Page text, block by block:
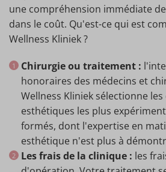
une compréhension immédiate
dans le coût. Qu'est-ce qui est
Wellness Kliniek ?
Chirurgie ou traitement :
honoraires des médecins et
Wellness Kliniek sélectionne
esthétiques les plus
formés, dont l'expertise en
esthétique n'est plus à
Les frais de la clinique : les